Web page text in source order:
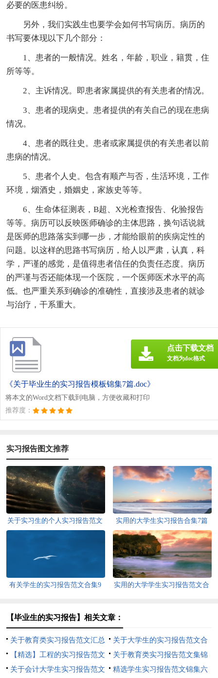
必要的医患纠纷。
另外，我们实践生也要学会如何书写病历。病历的
书写要体现以下几个部分：
1、患者的一般情况。姓名，年龄，职业，籍贯，住
所等等。
2、主诉情况。即患者家属提供的有关患者的情况。
3、患者的现病史。患者提供的有关自己的现在患病
情况。
4、患者的既往史。患者或家属提供的有关患者以前
患病的情况。
5、患者个人史。包含有顺产与否，生活环境，工作
环境，烟酒史，婚姻史，家族史等等。
6、生命体征测表，B超、X光检查报告、化验报告
等等。病历可以反映医师确诊的主体思路，换句话说就
是医师的思路落实到哪一步，才能给眼前的疾病定性的
问题。以这样的思路书写病历，给人以严肃，认真，科
学，严谨的感觉，是值得患者信任的负责任态度。病历
的严谨与否还能体现一个医院，一个医师医术水平的高
低。也严重关系到确诊的准确性，直接涉及患者的就诊
与治疗，干系重大。
《关于毕业生的实习报告模板锦集7篇.doc》
将本文的Word文档下载到电脑，方便收藏和打印
推荐度：
点击下载文档
文档为doc格式
实习报告图文推荐
关于实习生的个人实习报告范文
实用的大学生实习报告合集7篇
有关学生的实习报告范文合集9
实用的大学学生实习报告范文合
【毕业生的实习报告】相关文章：
关于教育类实习报告范文汇总
10篇
关于大学生的实习报告范文合
集5篇
【精选】工程的实习报告范文
锦集5篇
关于教育类实习报告范文集锦
十篇
关于会计大学生实习报告范文 精选学生实习报告范文锦集六